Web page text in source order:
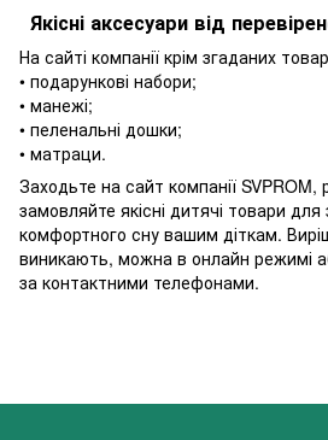
Якісні аксесуари від
На сайті компанії крім згаданих
• подарункові набори;
• манежі;
• пеленальні дошки;
• матраци.
Заходьте на сайт компанії SVPROM,
замовляйте якісні дитячі товари
комфортного сну вашим діткам.
виникають, можна в онлайн режимі
за контактними телефонами.